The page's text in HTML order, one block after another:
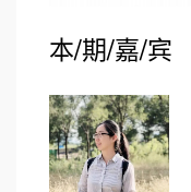
本/期/嘉/宾